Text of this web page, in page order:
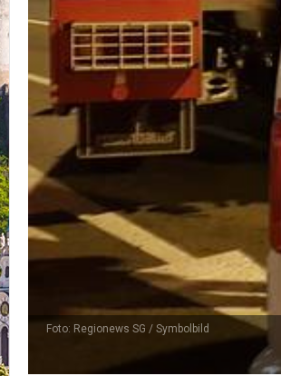
Foto: Regionews SG / Symbolbild